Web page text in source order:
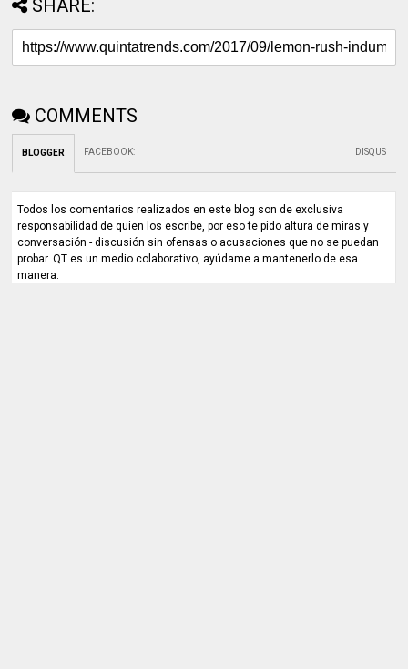
SHARE:
COMMENTS
BLOGGER FACEBOOK: DISQUS
Todos los comentarios realizados en este blog son de exclusiva
responsabilidad de quien los escribe, por eso te pido altura de miras y
conversación - discusión sin ofensas o acusaciones que no se puedan
probar. QT es un medio colaborativo, ayúdame a mantenerlo de esa
manera.